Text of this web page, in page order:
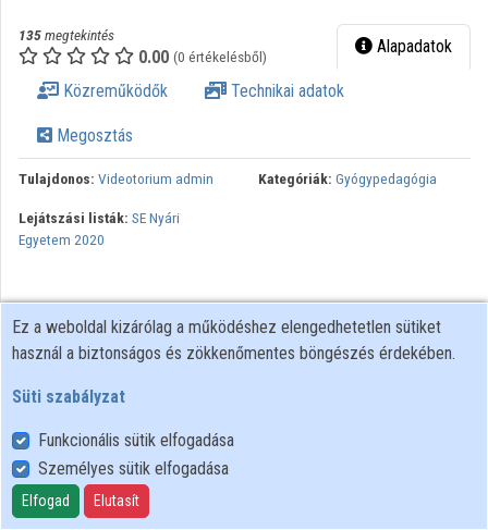
Közreműködők
135megtekintés
0.00 (0 értékelésből) Alapadatok
Közreműködők Technikai adatok
Megosztás
Tulajdonos: Videotorium admin Kategóriák: Gyógypedagógia
Lejátszási listák: SE Nyári
Egyetem 2020
Felhasználói szabályzat
Adatkezelési tájékoztató
Süti szabályzat
Ez a weboldal kizárólag a működéshez elengedhetetlen sütiket
használ a biztonságos és zökkenőmentes böngészés érdekében.
Süti szabályzat
Funkcionális sütik elfogadása
Személyes sütik elfogadása
Elfogad Elutasít